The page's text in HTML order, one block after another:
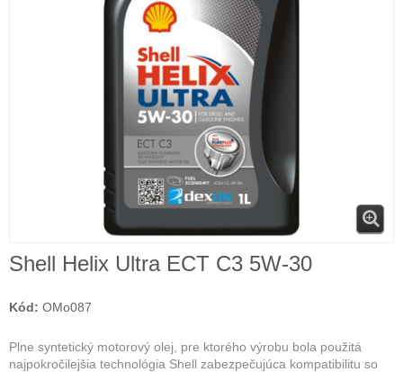
Shell Helix Ultra ECT C3 5W-30
Kód: OMo087
Plne syntetický motorový olej, pre ktorého výrobu bola použitá
najpokročilejšia technológia Shell zabezpečujúca kompatibilitu so